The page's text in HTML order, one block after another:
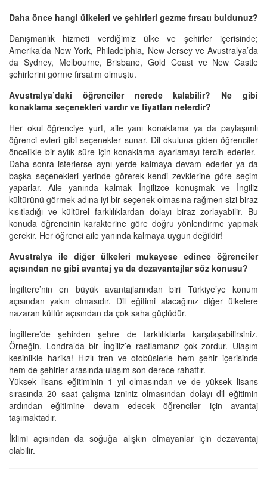
Daha önce hangi ülkeleri ve şehirleri gezme fırsatı buldunuz?
Danışmanlık hizmeti verdiğimiz ülke ve şehirler içerisinde;
Amerika’da New York, Philadelphia, New Jersey ve Avustralya’da
da Sydney, Melbourne, Brisbane, Gold Coast ve New Castle
şehirlerini görme fırsatım olmuştu.
Avustralya’daki öğrenciler nerede kalabilir? Ne gibi
konaklama seçenekleri vardır ve fiyatları nelerdir?
Her okul öğrenciye yurt, aile yanı konaklama ya da paylaşımlı
öğrenci evleri gibi seçenekler sunar. Dil okuluna giden öğrenciler
öncelikle bir aylık süre için konaklama ayarlamayı tercih ederler.
Daha sonra isterlerse aynı yerde kalmaya devam ederler ya da
başka seçenekleri yerinde görerek kendi zevklerine göre seçim
yaparlar. Aile yanında kalmak İngilizce konuşmak ve İngiliz
kültürünü görmek adına iyi bir seçenek olmasına rağmen sizi biraz
kısıtladığı ve kültürel farklılıklardan dolayı biraz zorlayabilir. Bu
konuda öğrencinin karakterine göre doğru yönlendirme yapmak
gerekir. Her öğrenci aile yanında kalmaya uygun değildir!
Avustralya ile diğer ülkeleri mukayese edince öğrenciler
açısından ne gibi avantaj ya da dezavantajlar söz konusu?
İngiltere’nin en büyük avantajlarından biri Türkiye’ye konum
açısından yakın olmasıdır. Dil eğitimi alacağınız diğer ülkelere
nazaran kültür açısından da çok saha güçlüdür.
İngiltere’de şehirden şehre de farklılıklarla karşılaşabilirsiniz.
Örneğin, Londra’da bir İngiliz’e rastlamanız çok zordur. Ulaşım
kesinlikle harika! Hızlı tren ve otobüslerle hem şehir içerisinde
hem de şehirler arasında ulaşım son derece rahattır.
Yüksek lisans eğitiminin 1 yıl olmasından ve de yüksek lisans
sırasında 20 saat çalışma izniniz olmasından dolayı dil eğitimin
ardından eğitimine devam edecek öğrenciler için avantaj
taşımaktadır.
İklimi açısından da soğuğa alışkın olmayanlar için dezavantaj
olabilir.